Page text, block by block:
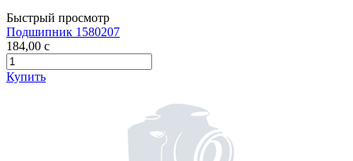
Быстрый просмотр
Подшипник 1580207
184,00 c
Купить